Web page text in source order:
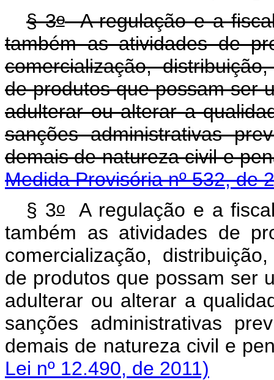
§ 3oA regulação e a
também as atividades de
comercialização,
de produtos que possam ser
adulterar ou alterar a
sanções administrativas
demais de natureza
Medida Provisória nº 532, de
§ 3oA regulação e a
também as atividades de
comercialização,
de produtos que possam ser
adulterar ou alterar a
sanções administrativas
demais de natureza
Lei nº 12.490, de 2011)